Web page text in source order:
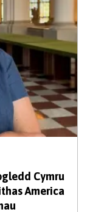
Cymru
America